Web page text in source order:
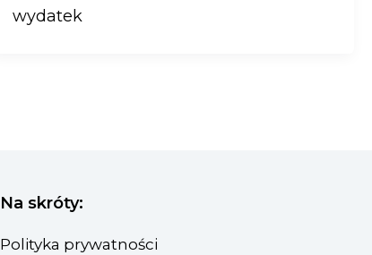
wydatek
Na skróty:
Polityka prywatności